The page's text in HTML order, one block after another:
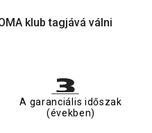
klub tagjává válni
A garanciális időszak
(években)